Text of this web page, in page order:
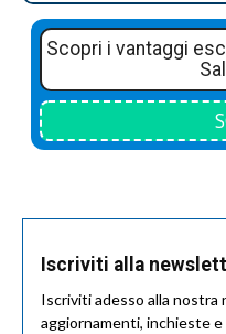
Scopri i vantaggi
Iscriviti alla
Iscriviti adesso alla
aggiornamenti, inchieste